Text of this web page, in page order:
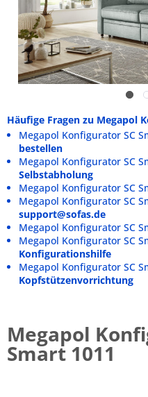
Häufige Fragen zu Megapol
Megapol Konfigurator SC
bestellen
Megapol Konfigurator SC
Selbstabholung
Megapol Konfigurator SC
Megapol Konfigurator SC
support@sofas.de
Megapol Konfigurator SC
Megapol Konfigurator SC
Konfigurationshilfe
Megapol Konfigurator SC
Kopfstützenvorrichtung
Megapol
Smart 1011